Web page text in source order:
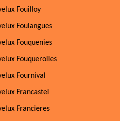
Fouilloy
Foulangues
Fouquenies
Fouquerolles
Fournival
Francastel
Francieres